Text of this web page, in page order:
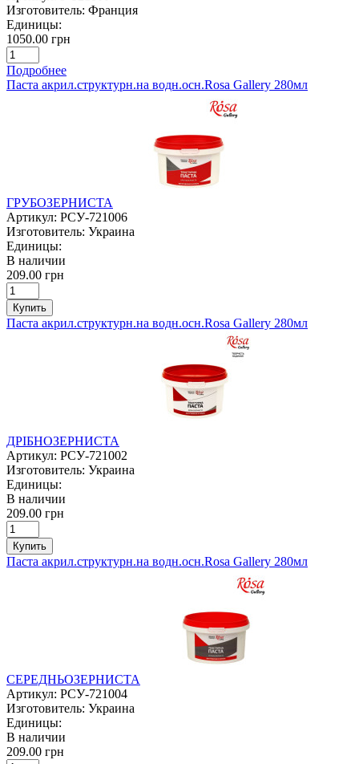
Изготовитель: Франция
Единицы:
1050.00 грн
Подробнее
Паста акрил.структурн.на водн.осн.Rosa Gallery 280мл
ГРУБОЗЕРНИСТА
Артикул: РСУ-721006
Изготовитель: Украина
Единицы:
В наличии
209.00 грн
Купить
Паста акрил.структурн.на водн.осн.Rosa Gallery 280мл
ДРІБНОЗЕРНИСТА
Артикул: РСУ-721002
Изготовитель: Украина
Единицы:
В наличии
209.00 грн
Купить
Паста акрил.структурн.на водн.осн.Rosa Gallery 280мл
СЕРЕДНЬОЗЕРНИСТА
Артикул: РСУ-721004
Изготовитель: Украина
Единицы:
В наличии
209.00 грн